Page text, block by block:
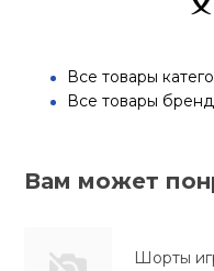
Все товары
Все товары
Вам может
Шорты